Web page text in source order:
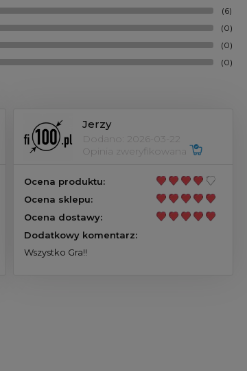
(6)
(0)
(0)
(0)
Jerzy
Dodano: 2026-03-22
Opinia zweryfikowana
Ocena produktu:
Ocena sklepu:
Ocena dostawy:
Dodatkowy komentarz:
Wszystko Gra!!